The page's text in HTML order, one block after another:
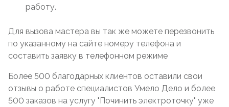
работу.
Для вызова мастера вы так же можете перезвонить
по указанному на сайте номеру телефона и
составить заявку в телефонном режиме
Более 500 благодарных клиентов оставили свои
отзывы о работе специалистов Умело Дело и более
500 заказов на услугу "Починить электроточку" уже